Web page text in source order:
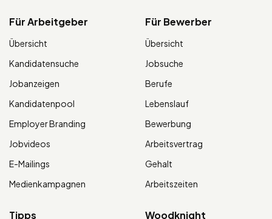
Für Arbeitgeber
Übersicht
Kandidatensuche
Jobanzeigen
Kandidatenpool
Employer Branding
Jobvideos
E-Mailings
Medienkampagnen
Für Bewerber
Übersicht
Jobsuche
Berufe
Lebenslauf
Bewerbung
Arbeitsvertrag
Gehalt
Arbeitszeiten
Tipps Woodknight